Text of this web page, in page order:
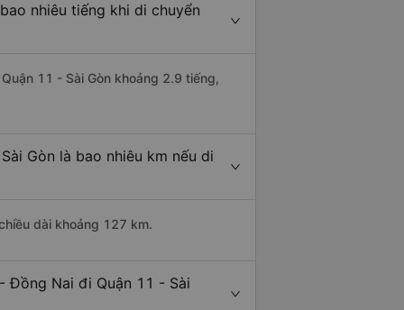
nhiêu tiếng khi di chuyển
11 - Sài Gòn khoảng 2.9 tiếng,
Gòn là bao nhiêu km nếu di
dài khoảng 127 km.
Đồng Nai đi Quận 11 - Sài